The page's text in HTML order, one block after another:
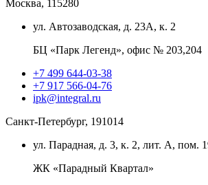
Москва, 115280
ул. Автозаводская, д. 23А, к. 2
БЦ «Парк Легенд», офис № 203,204
+7 499 644-03-38
+7 917 566-04-76
ipk@integral.ru
Санкт-Петербург, 191014
ул. Парадная, д. 3, к. 2, лит. А, пом.
ЖК «Парадный Квартал»